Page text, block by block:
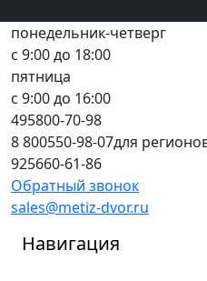
понедельник-четверг
с 9:00 до 18:00
пятница
с 9:00 до 16:00
495800-70-98
8 800550-98-07для
925660-61-86
Обратный звонок
sales@metiz-dvor.ru
Навигация